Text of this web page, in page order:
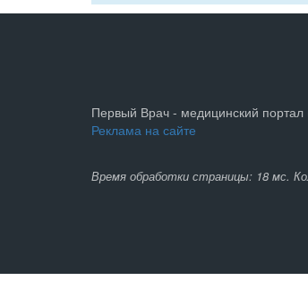
Первый Врач - медицинский
Реклама на сайте
Время обработки страницы: 18 мс.